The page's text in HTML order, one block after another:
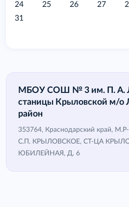
24
25 26 27
31
МБОУ СОШ № 3 им. П. А.
станицы Крыловской м/о
район
353764, Краснодарский край,
С.П. КРЫЛОВСКОЕ, СТ-ЦА
ЮБИЛЕЙНАЯ, Д. 6